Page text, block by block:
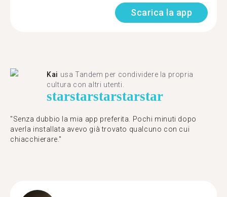
Scarica la app
Kai usa Tandem per condividere la propria
cultura con altri utenti.
starstarstarstarstar
"Senza dubbio la mia app preferita. Pochi minuti dopo
averla installata avevo già trovato qualcuno con cui
chiacchierare."